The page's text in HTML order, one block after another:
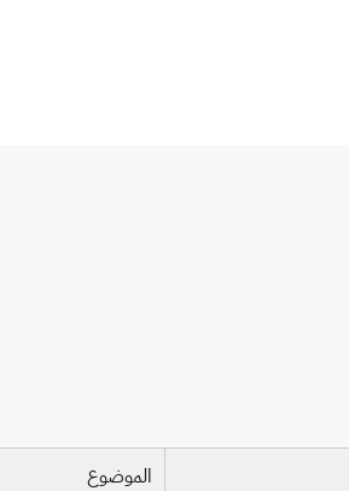
الموضوع